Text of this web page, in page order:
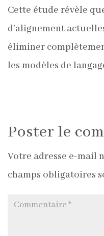
Cette étude révèle
d’alignement
éliminer
les modèles de
Poster le
Votre adresse e-mail
champs obligatoires